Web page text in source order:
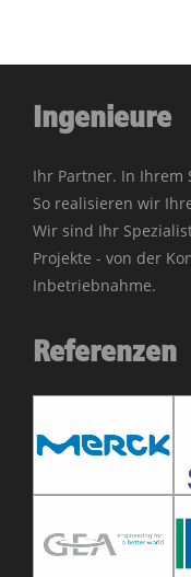
Ingenieure
Ihr Partner. In Ihrem
So realisieren wir
Wir sind Ihr
Projekte - von der
Inbetriebnahme.
Referenzen